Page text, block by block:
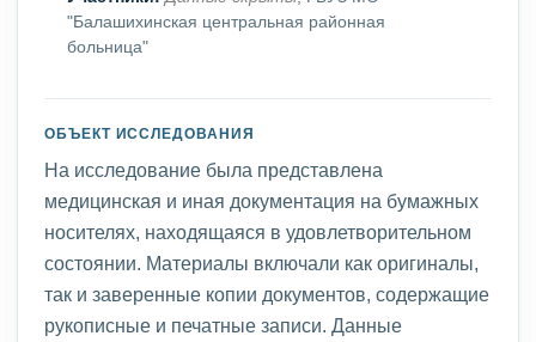
"Балашихинская центральная районная
больница"
ОБЪЕКТ ИССЛЕДОВАНИЯ
На исследование была представлена
медицинская и иная документация на бумажных
носителях, находящаяся в удовлетворительном
состоянии. Материалы включали как оригиналы,
так и заверенные копии документов, содержащие
рукописные и печатные записи. Данные